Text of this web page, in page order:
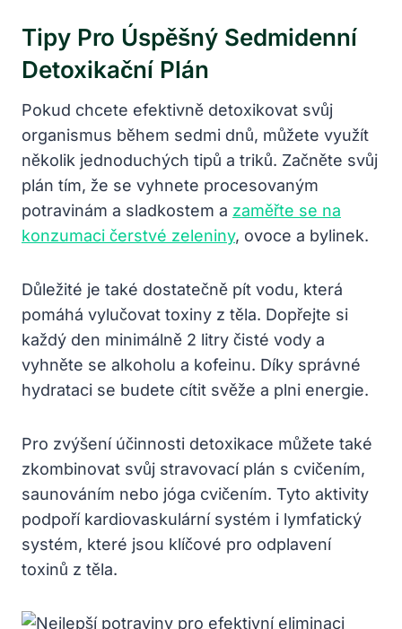
Tipy Pro Úspěšný Sedmidenní
Detoxikační Plán
Pokud chcete efektivně detoxikovat svůj
organismus během sedmi dnů, můžete využít
několik jednoduchých tipů a triků. Začněte svůj
plán tím, že se vyhnete procesovaným
potravinám a sladkostem a zaměřte se na
konzumaci čerstvé zeleniny, ovoce a bylinek.
Důležité je také dostatečně pít vodu, která
pomáhá vylučovat toxiny z těla. Dopřejte si
každý den minimálně 2 litry čisté vody a
vyhněte se alkoholu a kofeinu. Díky správné
hydrataci se budete cítit svěže a plni energie.
Pro zvýšení účinnosti detoxikace můžete také
zkombinovat svůj stravovací plán s cvičením,
saunováním nebo jóga cvičením. Tyto aktivity
podpoří kardiovaskulární systém i lymfatický
systém, které jsou klíčové pro odplavení
toxinů z těla.